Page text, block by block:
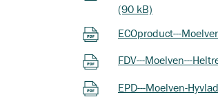
(90 kB)
ECOproduct---
FDV---Moelven---
EPD---Moelven-